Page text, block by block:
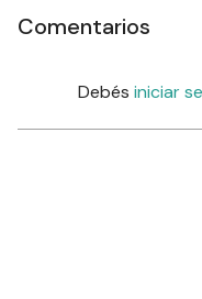
Comentarios
Debés iniciar